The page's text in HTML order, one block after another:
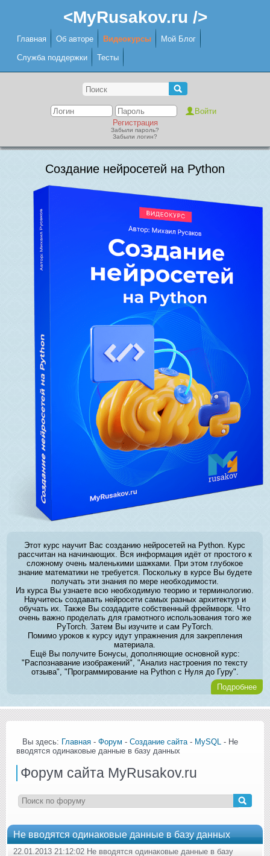
<MyRusakov.ru />
Главная Об авторе Видеокурсы Мой Блог
Служба поддержки Тесты
Регистрация
Забыли пароль?
Забыли логин?
Создание нейросетей на Python
Этот курс научит Вас созданию нейросетей на Python. Курс
рассчитан на начинающих. Вся информация идёт от простого к
сложному очень маленькими шажками. При этом глубокое
знание математики не требуется. Поскольку в курсе Вы будете
получать эти знания по мере необходимости.
Из курса Вы узнаете всю необходимую теорию и терминологию.
Научитесь создавать нейросети самых разных архитектур и
обучать их. Также Вы создадите собственный фреймворк. Что
очень важно проделать для грамотного использования того же
PyTorch. Затем Вы изучите и сам PyTorch.
Помимо уроков к курсу идут упражнения для закрепления
материала.
Ещё Вы получите Бонусы, дополняющие основной курс:
"Распознавание изображений", "Анализ настроения по тексту
отзыва", "Программирование на Python с Нуля до Гуру".
Подробнее
Вы здесь: Главная - Форум - Создание сайта- MySQL - Не
вводятся одинаковые данные в базу данных
Форум сайта MyRusakov.ru
Не вводятся одинаковые данные в базу данных
22.01.2013 21:12:02 Не вводятся одинаковые данные в базу